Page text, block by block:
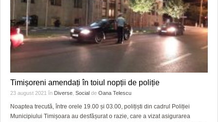
Timișoreni amendați în toiul nopții de poliție
23 august 2021 în Diverse, Social de Oana Telescu
Noaptea trecută, între orele 19.00 și 03.00, polițiști din cadrul Poliției
Municipiului Timișoara au desfășurat o razie, care a vizat asigurarea